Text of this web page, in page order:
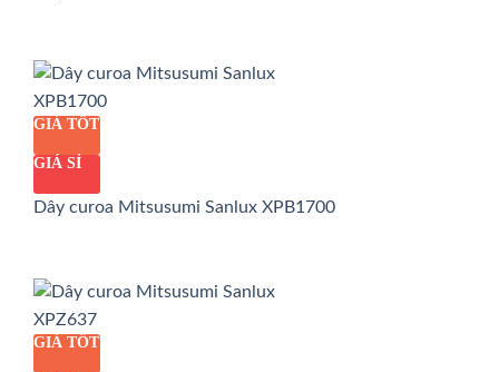
GIÁ TỐT
GIÁ SỈ
Dây curoa Mitsusumi Sanlux XPB1700
GIÁ TỐT